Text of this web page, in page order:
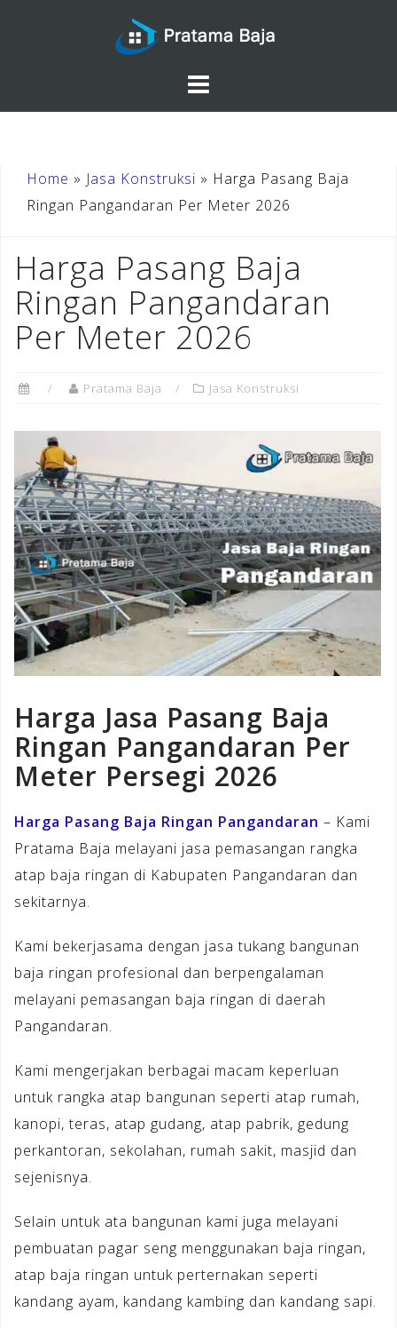
Home » Jasa Konstruksi » Harga Pasang Baja
Ringan Pangandaran Per Meter 2026
Harga Pasang Baja
Ringan Pangandaran
Per Meter 2026
Pratama Baja Jasa Konstruksi
Harga Jasa Pasang Baja
Ringan Pangandaran Per
Meter Persegi 2026
Harga Pasang Baja Ringan Pangandaran – Kami
Pratama Baja melayani jasa pemasangan rangka
atap baja ringan di Kabupaten Pangandaran dan
sekitarnya.
Kami bekerjasama dengan jasa tukang bangunan
baja ringan profesional dan berpengalaman
melayani pemasangan baja ringan di daerah
Pangandaran.
Kami mengerjakan berbagai macam keperluan
untuk rangka atap bangunan seperti atap rumah,
kanopi, teras, atap gudang, atap pabrik, gedung
perkantoran, sekolahan, rumah sakit, masjid dan
sejenisnya.
Selain untuk ata bangunan kami juga melayani
pembuatan pagar seng menggunakan baja ringan,
atap baja ringan untuk perternakan seperti
kandang ayam, kandang kambing dan kandang sapi.